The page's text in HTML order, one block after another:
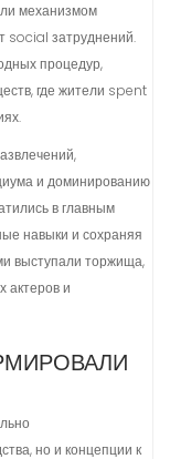
механизмом
social затруднений.
процедур,
где жители spent
и доминированию
в главным
навыки и сохраняя
выступали торжища,
актеров и
но и концепции к